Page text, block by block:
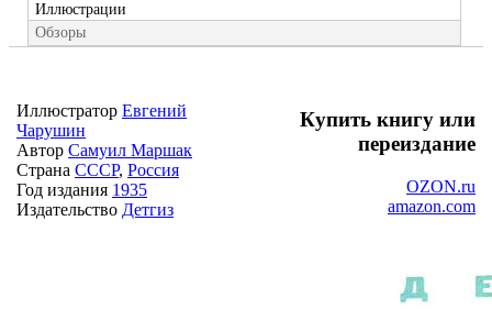
Иллюстрации
Обзоры
Иллюстратор Евгений
Чарушин
Автор Самуил Маршак
Страна СССР, Россия
Год издания 1935
Издательство Детгиз
Купить книгу или
переиздание
OZON.ru
amazon.com